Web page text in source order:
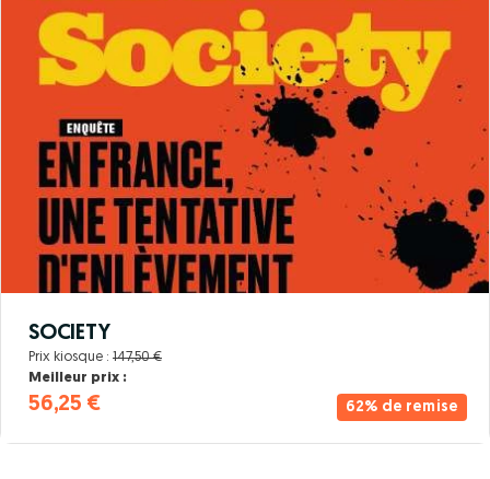
62% de remise
SOCIETY
Prix kiosque : 147,50 €
Meilleur prix :
56,25 €